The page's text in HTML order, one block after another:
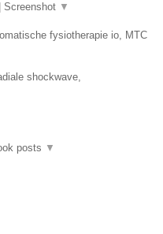
Screenshot ▼
fysiotherapie io, MTC
shockwave,
posts ▼